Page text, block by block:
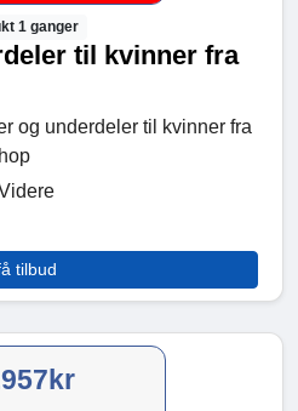
1 ganger
til kvinner fra
og underdeler til kvinner fra
tilbud